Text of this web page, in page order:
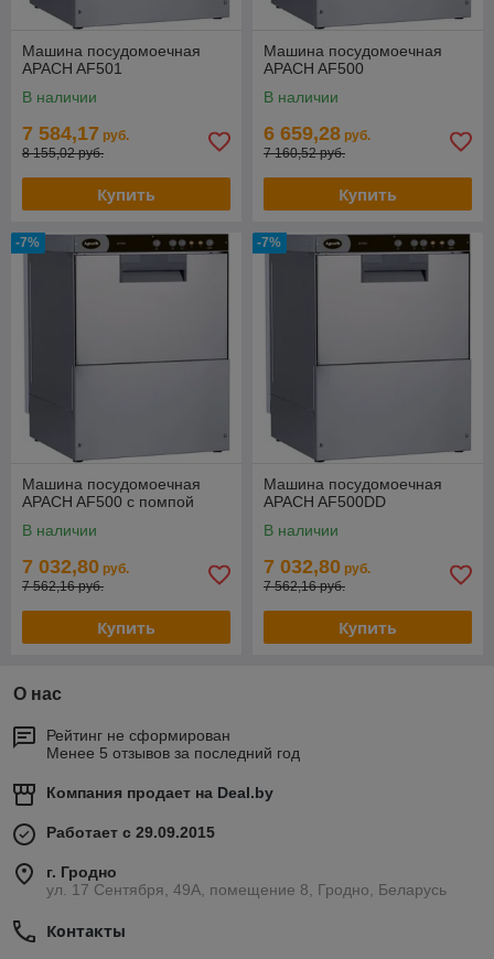
Машина посудомоечная
APACH AF501
В наличии
7 584,17 руб.
8 155,02 руб.
Купить
Машина посудомоечная
APACH AF500
В наличии
6 659,28 руб.
7 160,52 руб.
Купить
-7%
Машина посудомоечная
APACH AF500 с помпой
В наличии
7 032,80 руб.
7 562,16 руб.
Купить
-7%
Машина посудомоечная
APACH AF500DD
В наличии
7 032,80 руб.
7 562,16 руб.
Купить
О нас
Рейтинг не сформирован
Менее 5 отзывов за последний год
Компания продает на Deal.by
Работает с 29.09.2015
г. Гродно
ул. 17 Сентября, 49А, помещение 8, Гродно, Беларусь
Контакты